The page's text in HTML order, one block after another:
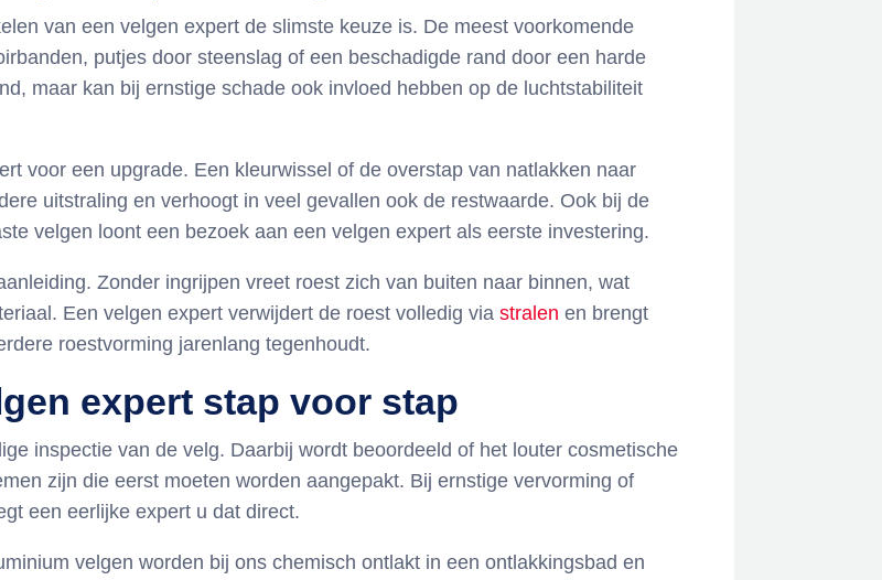
van een velgen expert de slimste keuze is. De meest voorkomende
putjes door steenslag of een beschadigde rand door een harde
maar kan bij ernstige schade ook invloed hebben op de luchtstabiliteit
voor een upgrade. Een kleurwissel of de overstap van natlakken naar
uitstraling en verhoogt in veel gevallen ook de restwaarde. Ook bij de
velgen loont een bezoek aan een velgen expert als eerste investering.
Zonder ingrijpen vreet roest zich van buiten naar binnen, wat
Een velgen expert verwijdert de roest volledig viastralen en brengt
roestvorming jarenlang tegenhoudt.
expert stap voor stap
inspectie van de velg. Daarbij wordt beoordeeld of het louter cosmetische
zijn die eerst moeten worden aangepakt. Bij ernstige vervorming of
een eerlijke expert u dat direct.
velgen worden bij ons chemisch ontlakt in een ontlakkingsbad en